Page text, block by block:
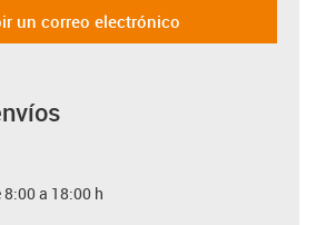
un correo electrónico
8:00 a 18:00 h